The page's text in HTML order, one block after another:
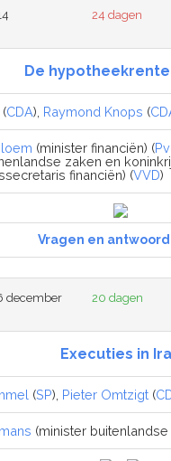
24 dagen
De
(CDA), Raymond Knops (
(minister financiën) (
zaken en
financiën) (VVD)
Vragen en
december
20 dagen
Executies in
(SP), Pieter Omtzigt (
(minister buitenlandse